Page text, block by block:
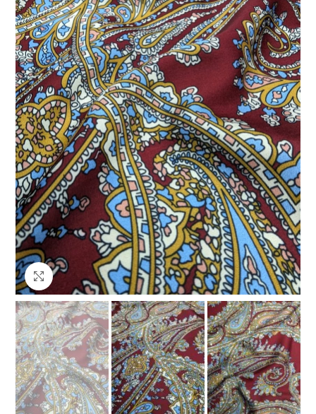
Клацніть, щоб збільшити